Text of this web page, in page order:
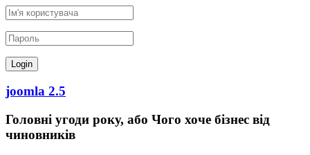
joomla 2.5
Головні угоди року, або Чого хоче бізнес від
чиновників